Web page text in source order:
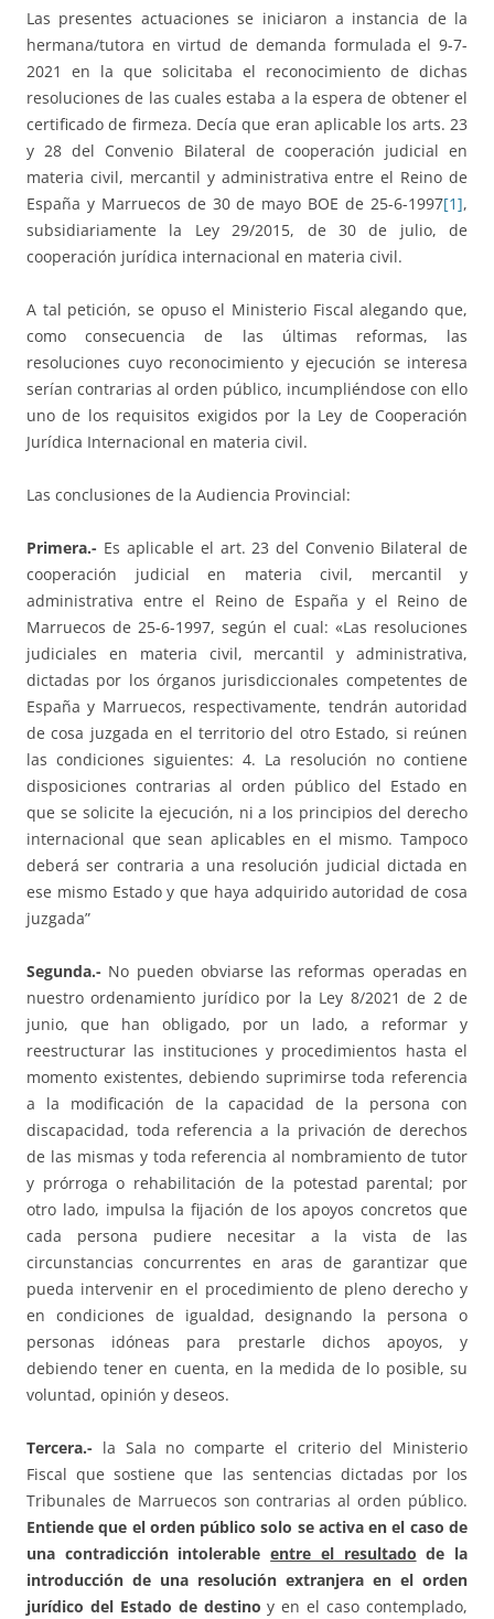
Las presentes actuaciones se iniciaron a instancia de la
hermana/tutora en virtud de demanda formulada el 9-7-
2021 en la que solicitaba el reconocimiento de dichas
resoluciones de las cuales estaba a la espera de obtener el
certificado de firmeza. Decía que eran aplicable los arts. 23
y 28 del Convenio Bilateral de cooperación judicial en
materia civil, mercantil y administrativa entre el Reino de
España y Marruecos de 30 de mayo BOE de 25-6-1997[1],
subsidiariamente la Ley 29/2015, de 30 de julio, de
cooperación jurídica internacional en materia civil.
A tal petición, se opuso el Ministerio Fiscal alegando que,
como consecuencia de las últimas reformas, las
resoluciones cuyo reconocimiento y ejecución se interesa
serían contrarias al orden público, incumpliéndose con ello
uno de los requisitos exigidos por la Ley de Cooperación
Jurídica Internacional en materia civil.
Las conclusiones de la Audiencia Provincial:
Primera.- Es aplicable el art. 23 del Convenio Bilateral de
cooperación judicial en materia civil, mercantil y
administrativa entre el Reino de España y el Reino de
Marruecos de 25-6-1997, según el cual: «Las resoluciones
judiciales en materia civil, mercantil y administrativa,
dictadas por los órganos jurisdiccionales competentes de
España y Marruecos, respectivamente, tendrán autoridad
de cosa juzgada en el territorio del otro Estado, si reúnen
las condiciones siguientes: 4. La resolución no contiene
disposiciones contrarias al orden público del Estado en
que se solicite la ejecución, ni a los principios del derecho
internacional que sean aplicables en el mismo. Tampoco
deberá ser contraria a una resolución judicial dictada en
ese mismo Estado y que haya adquirido autoridad de cosa
juzgada”
Segunda.- No pueden obviarse las reformas operadas en
nuestro ordenamiento jurídico por la Ley 8/2021 de 2 de
junio, que han obligado, por un lado, a reformar y
reestructurar las instituciones y procedimientos hasta el
momento existentes, debiendo suprimirse toda referencia
a la modificación de la capacidad de la persona con
discapacidad, toda referencia a la privación de derechos
de las mismas y toda referencia al nombramiento de tutor
y prórroga o rehabilitación de la potestad parental; por
otro lado, impulsa la fijación de los apoyos concretos que
cada persona pudiere necesitar a la vista de las
circunstancias concurrentes en aras de garantizar que
pueda intervenir en el procedimiento de pleno derecho y
en condiciones de igualdad, designando la persona o
personas idóneas para prestarle dichos apoyos, y
debiendo tener en cuenta, en la medida de lo posible, su
voluntad, opinión y deseos.
Tercera.- la Sala no comparte el criterio del Ministerio
Fiscal que sostiene que las sentencias dictadas por los
Tribunales de Marruecos son contrarias al orden público.
Entiende que el orden público solo se activa en el caso de
una contradicción intolerableentre el resultado de la
introducción de una resolución extranjera en el orden
jurídico del Estado de destino y en el caso contemplado,